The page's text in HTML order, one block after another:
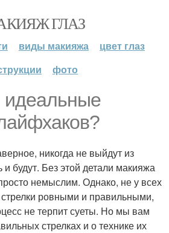
ГЛАЗ
виды макияжа
цвет глаз
фото
никогда не выйдут из
будут. Без этой детали макияжа
немыслим. Однако, не у всех
стрелки ровными и правильными,
не терпит суеты. Но мы вам
стрелках и о технике их